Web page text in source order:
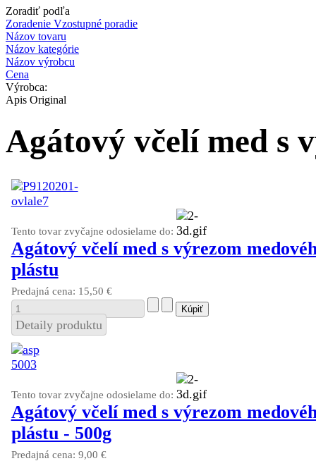
Zoradiť podľa
Zoradenie Vzostupné poradie
Názov tovaru
Názov kategórie
Názov výrobcu
Cena
Výrobca:
Apis Original
Agátový včelí med s
Tento tovar zvyčajne odosielame do:
Agátový včelí med s výrezom
plástu
Predajná cena: 15,50 €
Detaily produktu
Tento tovar zvyčajne odosielame do:
Agátový včelí med s výrezom
plástu - 500g
Predajná cena: 9,00 €